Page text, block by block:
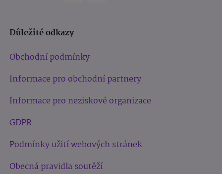
Důležité odkazy
Obchodní podmínky
Informace pro obchodní partnery
Informace pro neziskové organizace
GDPR
Podmínky užití webových stránek
Obecná pravidla soutěží